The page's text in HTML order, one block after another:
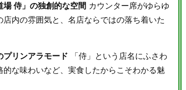
侍」の独創的な空間 カウンター席がゆらゆ
内の雰囲気と、名店ならではの落ち着いた
プリンアラモード 「侍」という店名にふさわ
な味わいなど、実食したからこそわかる魅